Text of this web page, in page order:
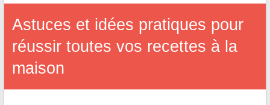
Astuces et idées pratiques pour
réussir toutes vos recettes à la
maison